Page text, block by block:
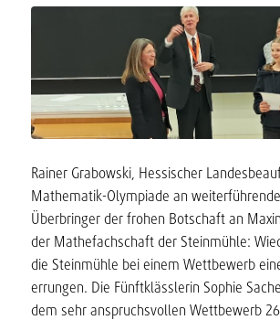
Rainer Grabowski, Hessischer
Mathematik-Olympiade an
Überbringer der frohen Botschaft an
der Mathefachschaft der Steinmühle:
die Steinmühle bei einem Wettbewerb
errungen. Die Fünftklässlerin Sophie
dem sehr anspruchsvollen Wettbewerb